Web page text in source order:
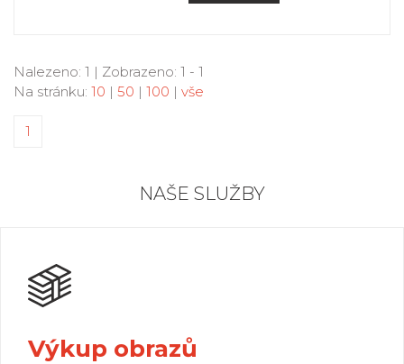
Nalezeno: 1 | Zobrazeno: 1 - 1
Na stránku: 10 | 50 | 100 | vše
1
NAŠE SLUŽBY
Výkup obrazů